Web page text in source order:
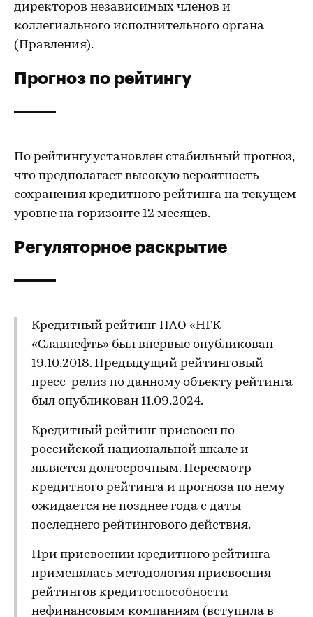
директоров независимых членов и
коллегиального исполнительного органа
(Правления).
Прогноз по рейтингу
По рейтингу установлен стабильный прогноз,
что предполагает высокую вероятность
сохранения кредитного рейтинга на текущем
уровне на горизонте 12 месяцев.
Регуляторное раскрытие
Кредитный рейтинг ПАО «НГК
«Славнефть» был впервые опубликован
19.10.2018. Предыдущий рейтинговый
пресс-релиз по данному объекту рейтинга
был опубликован 11.09.2024.
Кредитный рейтинг присвоен по
российской национальной шкале и
является долгосрочным. Пересмотр
кредитного рейтинга и прогноза по нему
ожидается не позднее года с даты
последнего рейтингового действия.
При присвоении кредитного рейтинга
применялась методология присвоения
рейтингов кредитоспособности
нефинансовым компаниям (вступила в